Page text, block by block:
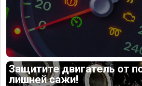
Защитите двигатель от
лишней сажи!